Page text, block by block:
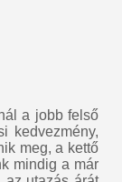
a jobb felső
kedvezmény,
meg, a kettő
mindig a már